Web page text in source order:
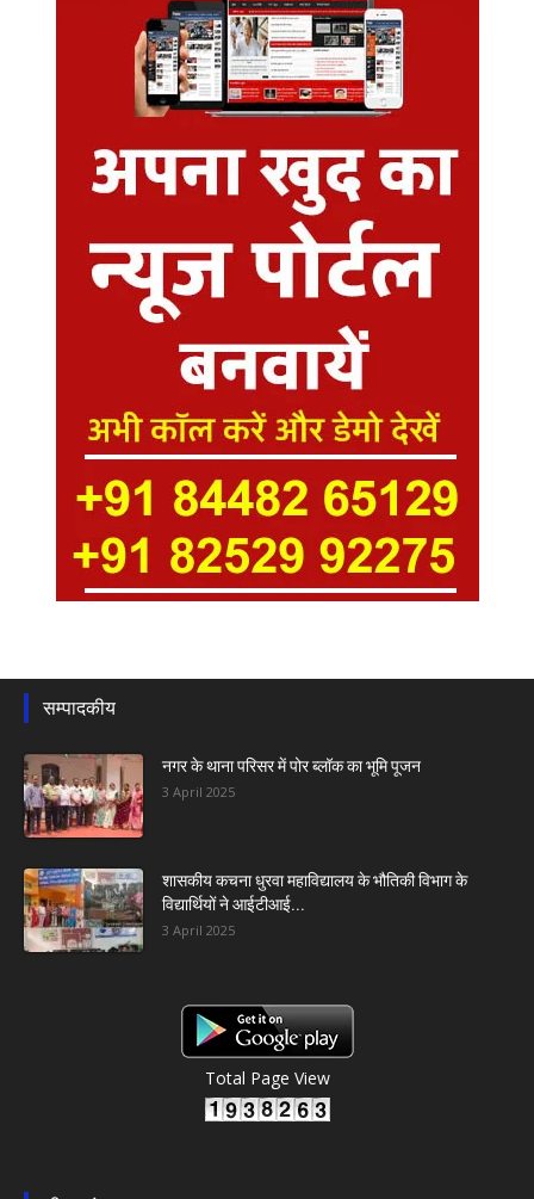
सम्पादकीय
नगर के थाना परिसर में पोर ब्लॉक का भूमि पूजन
3 April 2025
शासकीय कचना धुरवा महाविद्यालय के भौतिकी विभाग के
विद्यार्थियों ने आईटीआई...
3 April 2025
Total Page View